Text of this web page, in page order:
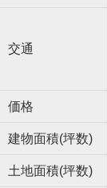
交通
価格
建物面積(坪数)
土地面積(坪数)